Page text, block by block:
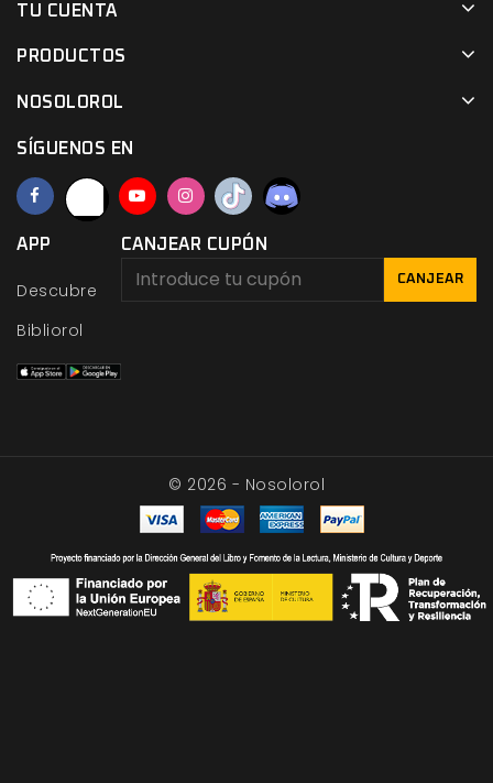
TU CUENTA
PRODUCTOS
NOSOLOROL
SÍGUENOS EN
APP
Descubre
Bibliorol
CANJEAR CUPÓN
CANJEAR
© 2026 - Nosolorol